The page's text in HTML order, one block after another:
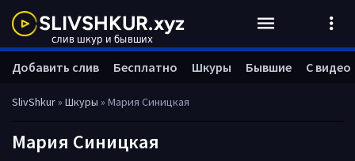
SlivShkur» Шкуры » Мария Синицкая
Мария Синицкая
Добавить слив Бесплатно Шкуры Бывшие С видео